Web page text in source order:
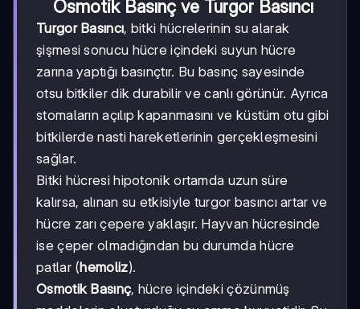
Osmotik Basınç ve Turgor Basıncı
Turgor Basıncı, bitki hücrelerinin su alarak
şişmesi sonucu hücre içindeki suyun hücre
zarına yaptığı basınçtır. Bu basınç sayesinde
otsu bitkiler dik durabilir ve canlı görünür. Ayrıca
stomaların açılıp kapanmasını ve küstüm otu gibi
bitkilerde nasti hareketlerinin gerçekleşmesini
sağlar.
Bitki hücresi hipotonik ortamda uzun süre
kalırsa, alınan su etkisiyle turgor basıncı artar ve
hücre zarı çepere yaklaşır. Hayvan hücresinde
ise çeper olmadığından bu durumda hücre
patlar (hemoliz).
Osmotik Basınç, hücre içindeki çözünmüş